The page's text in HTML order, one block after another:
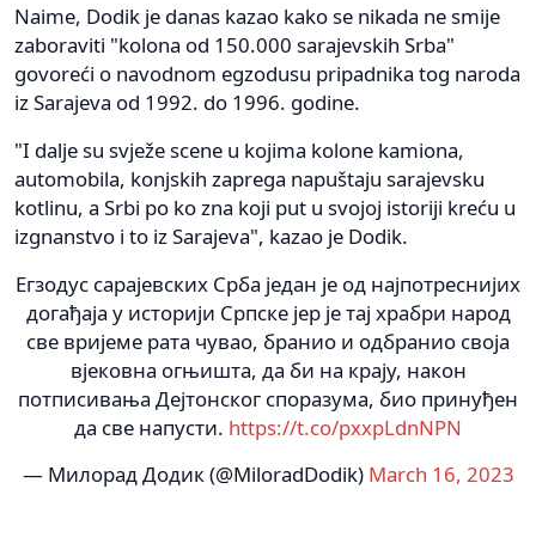
Naime, Dodik je danas kazao kako se nikada ne smije
zaboraviti "kolona od 150.000 sarajevskih Srba"
govoreći o navodnom egzodusu pripadnika tog naroda
iz Sarajeva od 1992. do 1996. godine.
"I dalje su svježe scene u kojima kolone kamiona,
automobila, konjskih zaprega napuštaju sarajevsku
kotlinu, a Srbi po ko zna koji put u svojoj istoriji kreću u
izgnanstvo i to iz Sarajeva", kazao je Dodik.
Егзодус сарајевских Срба један је од најпотреснијих
догађаја у историји Српске јер је тај храбри народ
све вријеме рата чувао, бранио и одбранио своја
вјековна огњишта, да би на крају, након
потписивања Дејтонског споразума, био принуђен
да све напусти. https://t.co/pxxpLdnNPN
— Милорад Додик (@MiloradDodik) March 16, 2023